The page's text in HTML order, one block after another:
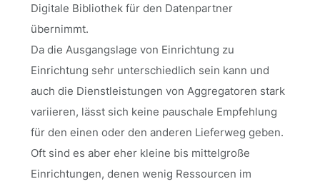
Digitale Bibliothek für den Datenpartner
übernimmt.
Da die Ausgangslage von Einrichtung zu
Einrichtung sehr unterschiedlich sein kann und
auch die Dienstleistungen von Aggregatoren stark
variieren, lässt sich keine pauschale Empfehlung
für den einen oder den anderen Lieferweg geben.
Oft sind es aber eher kleine bis mittelgroße
Einrichtungen, denen wenig Ressourcen im